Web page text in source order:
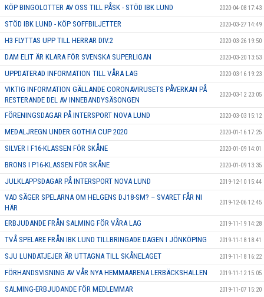
KÖP BINGOLOTTER AV OSS TILL PÅSK - STÖD IBK LUND 2020-04-08 17:43
STÖD IBK LUND - KÖP SOFFBILJETTER 2020-03-27 14:49
H3 FLYTTAS UPP TILL HERRAR DIV.2 2020-03-26 19:50
DAM ELIT ÄR KLARA FÖR SVENSKA SUPERLIGAN 2020-03-20 13:53
UPPDATERAD INFORMATION TILL VÅRA LAG 2020-03-16 19:23
VIKTIG INFORMATION GÄLLANDE CORONAVIRUSETS PÅVERKAN PÅ
RESTERANDE DEL AV INNEBANDYSÄSONGEN
2020-03-12 23:05
FÖRENINGSDAGAR PÅ INTERSPORT NOVA LUND 2020-03-03 15:12
MEDALJREGN UNDER GOTHIA CUP 2020 2020-01-16 17:25
SILVER I F16-KLASSEN FÖR SKÅNE 2020-01-09 14:01
BRONS I P16-KLASSEN FÖR SKÅNE 2020-01-09 13:35
JULKLAPPSDAGAR PÅ INTERSPORT NOVA LUND 2019-12-10 15:44
VAD SÄGER SPELARNA OM HELGENS DJ18-SM? – SVARET FÅR NI
HÄR
2019-12-06 12:45
ERBJUDANDE FRÅN SALMING FÖR VÅRA LAG 2019-11-19 14:28
TVÅ SPELARE FRÅN IBK LUND TILLBRINGADE DAGEN I JÖNKÖPING 2019-11-18 18:41
SJU LUNDATJEJER ÄR UTTAGNA TILL SKÅNELAGET 2019-11-18 16:22
FÖRHANDSVISNING AV VÅR NYA HEMMAARENA LERBÄCKSHALLEN 2019-11-12 15:05
SALMING-ERBJUDANDE FÖR MEDLEMMAR 2019-11-07 15:20